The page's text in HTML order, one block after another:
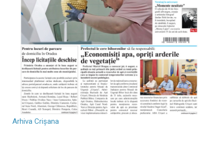
Arhiva Crișana